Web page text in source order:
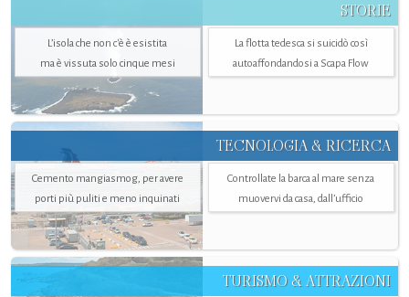
STORIE
L’isola che non c'è è esistita
ma è vissuta solo cinque mesi
La flotta tedesca si suicidò così
autoaffondandosi a Scapa Flow
TECNOLOGIA & RICERCA
Cemento mangiasmog, per avere
porti più puliti e meno inquinati
Controllate la barca al mare senza
muovervi da casa, dall’ufficio
TURISMO & ATTRAZIONI